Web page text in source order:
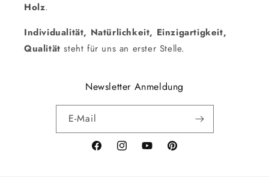
Holz.
Individualität, Natürlichkeit, Einzigartigkeit,
Qualität steht für uns an erster Stelle.
Newsletter Anmeldung
E-Mail
FacebookInstagramYouTubePinterest